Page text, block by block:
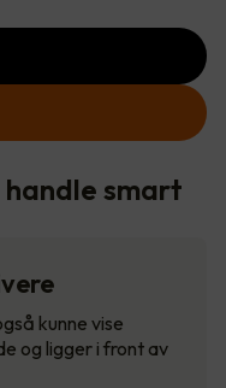
smart
kunne vise
og ligger i front av